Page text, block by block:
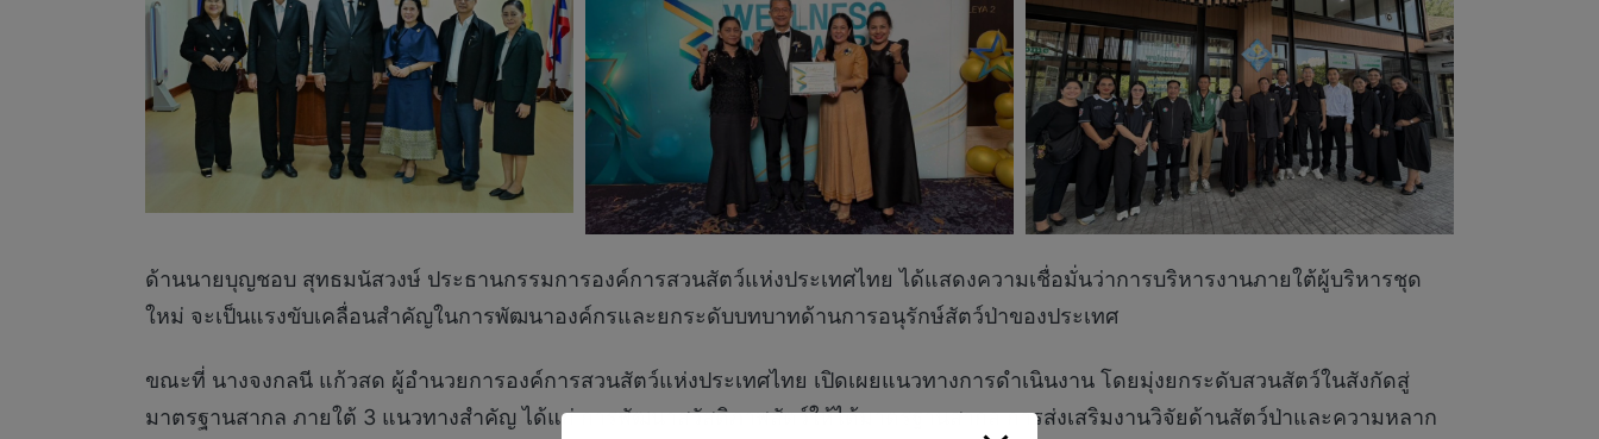
ด้านนายบุญชอบ สุทธมนัสวงษ์ ประธานกรรมการองค์การสวนสัตว์แห่งประเทศไทย ได้แสดงความเชื่อมั่นว่าการบริหารงานภายใต้ผู้บริหารชุด
ใหม่ จะเป็นแรงขับเคลื่อนสำคัญในการพัฒนาองค์กรและยกระดับบทบาทด้านการอนุรักษ์สัตว์ป่าของประเทศ
ขณะที่ นางจงกลนี แก้วสด ผู้อำนวยการองค์การสวนสัตว์แห่งประเทศไทย เปิดเผยแนวทางการดำเนินงาน โดยมุ่งยกระดับสวนสัตว์ในสังกัดสู่
มาตรฐานสากล ภายใต้ 3 แนวทางสำคัญ ได้แก่ การพัฒนาสวัสดิภาพสัตว์ให้ได้มาตรฐานสากล การส่งเสริมงานวิจัยด้านสัตว์ป่าและความหลาก